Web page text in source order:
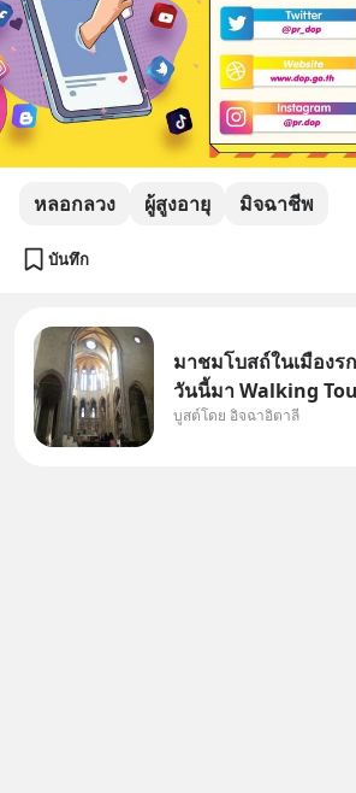
หลอกลวง ผู้สูงอายุ มิจฉาชีพ
บันทึก
มาชมโบสถ์ในเมืองร
วันนี้มา Walking
กิจกรรมสุดแสนจะโป
บูสต์โดย อิจฉาอิตาลี